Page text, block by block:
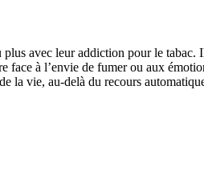
avec leur addiction pour le tabac.
face à l’envie de fumer ou aux
la vie, au-delà du recours